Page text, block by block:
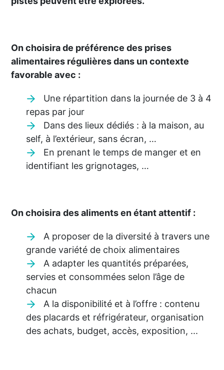
On choisira de préférence des prises
alimentaires régulières dans un contexte
favorable avec :
Une répartition dans la journée de 3 à 4
repas par jour
Dans des lieux dédiés : à la maison, au
self, à l’extérieur, sans écran, …
En prenant le temps de manger et en
identifiant les grignotages, …
On choisira des aliments en étant attentif :
A proposer de la diversité à travers une
grande variété de choix alimentaires
A adapter les quantités préparées,
servies et consommées selon l’âge de
chacun
A la disponibilité et à l’offre : contenu
des placards et réfrigérateur, organisation
des achats, budget, accès, exposition, ...